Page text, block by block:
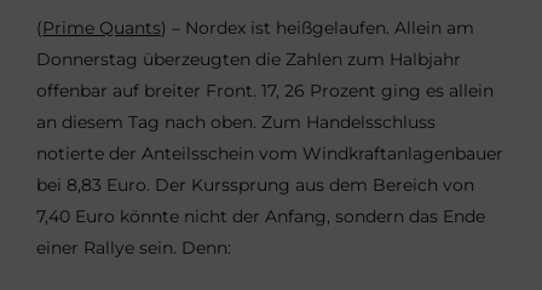
(Prime Quants) – Nordex ist heißgelaufen. Allein am
Donnerstag überzeugten die Zahlen zum Halbjahr
offenbar auf breiter Front. 17, 26 Prozent ging es allein
an diesem Tag nach oben. Zum Handelsschluss
notierte der Anteilsschein vom Windkraftanlagenbauer
bei 8,83 Euro. Der Kurssprung aus dem Bereich von
7,40 Euro könnte nicht der Anfang, sondern das Ende
einer Rallye sein. Denn: